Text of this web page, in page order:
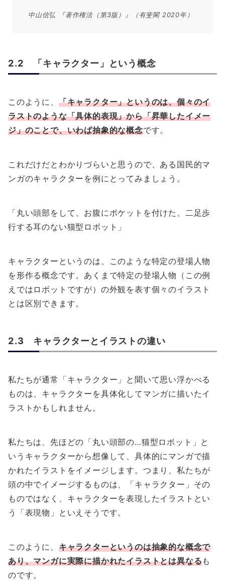
中山信弘 『著作権法（第3版）』（有斐閣 2020年）
2.2 「キャラクター」という概念
このように、 「キャラクター」というのは、個々のイ
ラストのような「具体的表現」から「昇華したイメー
ジ」のことで、いわば抽象的な概念です。
これだけだとわかりづらいと思うので、ある国民的マ
ンガのキャラクターを例にとってみましょう。
「丸い頭部をして、お腹にポケットを付けた、二足歩
行する耳のない猫型ロボット」
キャラクターというのは、このような特定の登場人物
を形作る概念です。あくまで特定の登場人物（この例
えではロボットですが）の外観を表す個々のイラスト
とは区別できます。
2.3 キャラクターとイラストの違い
私たちが通常「キャラクター」と聞いて思い浮かべる
ものは、キャラクターを具体化してマンガに描いたイ
ラストかもしれません。
私たちは、先ほどの「丸い頭部の…猫型ロボット」と
いうキャラクターから想像して、具体的にマンガで描
かれたイラストをイメージします。つまり、私たちが
頭の中でイメージするものは、「キャラクター」その
ものではなく、キャラクターを表現したイラストとい
う「表現物」といえそうです。
このように、 キャラクターというのは抽象的な概念で
あり、マンガに実際に描かれたイラストとは異なるも
のです。